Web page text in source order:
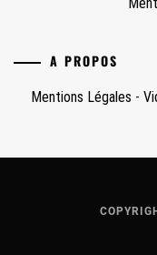
A PROPOS
Mentions Légales -